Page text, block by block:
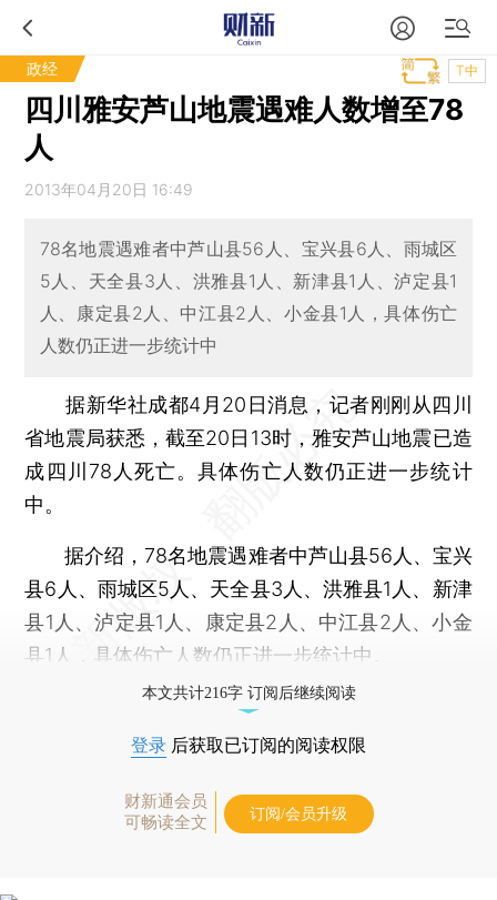
政经 T中
四川雅安芦山地震遇难人数增至78
人
2013年04月20日 16:49
78名地震遇难者中芦山县56人、宝兴县6人、雨城区
5人、天全县3人、洪雅县1人、新津县1人、泸定县1
人、康定县2人、中江县2人、小金县1人，具体伤亡
人数仍正进一步统计中
据新华社成都4月20日消息，记者刚刚从四川
省地震局获悉，截至20日13时，雅安芦山地震已造
成四川78人死亡。具体伤亡人数仍正进一步统计
中。
据介绍，78名地震遇难者中芦山县56人、宝兴
县6人、雨城区5人、天全县3人、洪雅县1人、新津
县1人、泸定县1人、康定县2人、中江县2人、小金
县1人，具体伤亡人数仍正进一步统计中。
本文共计216字 订阅后继续阅读
登录 后获取已订阅的阅读权限
财新通会员
可畅读全文
订阅/会员升级